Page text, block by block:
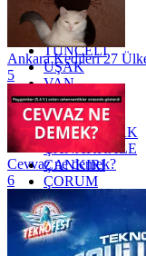
TOKAT
TRABZON
TUNCELİ
UŞAK
VAN
YALOVA
YOZGAT
ZONGULDAK
ÇANAKKALE
ÇANKIRI
ÇORUM
İSTANBUL
İZMİR
ŞANLIURFA
ŞIRNAK
Ankara Kedileri 27
5
Cevvaz ne demek?
6